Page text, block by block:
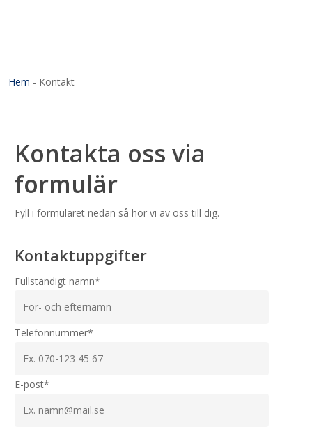
Hem - Kontakt
Kontakta oss via
formulär
Fyll i formuläret nedan så hör vi av oss till dig.
Kontaktuppgifter
Fullständigt namn*
Telefonnummer*
E-post*